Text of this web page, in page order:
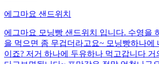
에그마요 샌드위치
에그마요 모닝빵 샌드위치 입니다. 수영을
을 먹으면 좀 무겁더라고요~ 모닝빵하나에
이죠? 저거 하나에 두유하나 먹고갑니다 거